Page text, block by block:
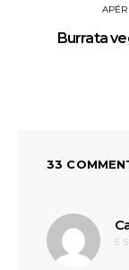
Burrata
33
5